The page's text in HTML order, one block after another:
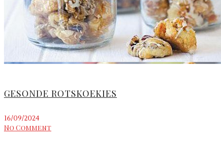
GESONDE ROTSKOEKIES
16/09/2024
No Comment